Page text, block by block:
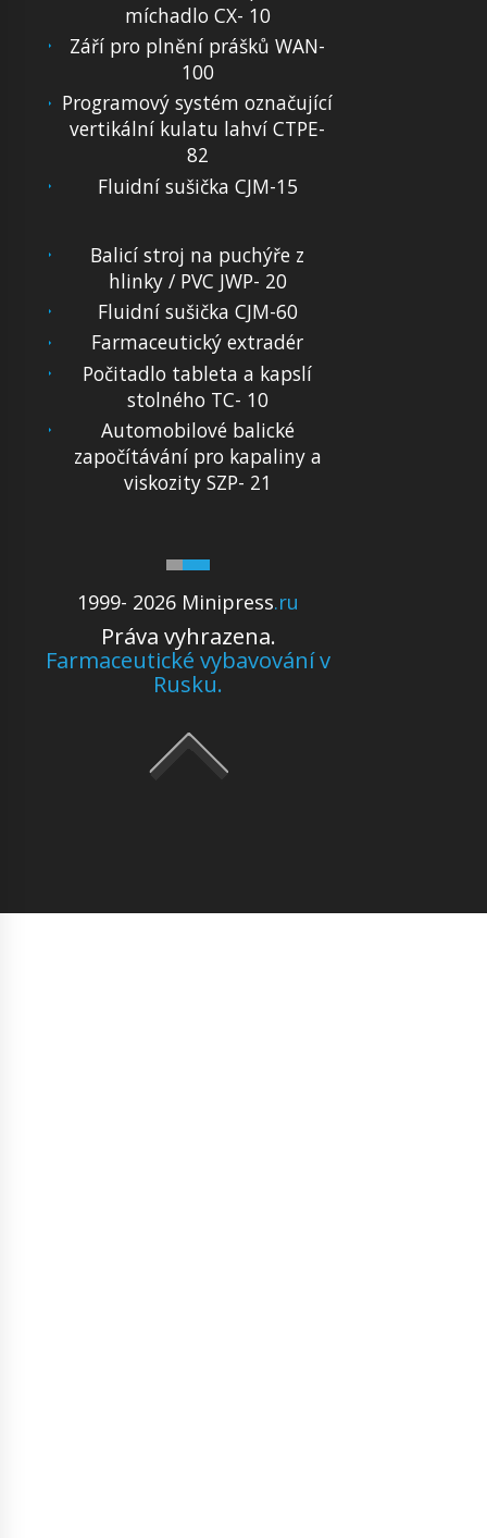
míchadlo CX- 10
Září pro plnění prášků WAN-
100
Programový systém označující
vertikální kulatu lahví CTPE-
82
Fluidní sušička CJM-15
1999- 2026 Minipress.ru
Práva vyhrazena.
Farmaceutické vybavování v
Rusku.
Balicí stroj na puchýře z
hlinky / PVC JWP- 20
Fluidní sušička CJM-60
Farmaceutický extradér
Počitadlo tableta a kapslí
stolného TC- 10
Automobilové balické
započítávání pro kapaliny a
viskozity SZP- 21